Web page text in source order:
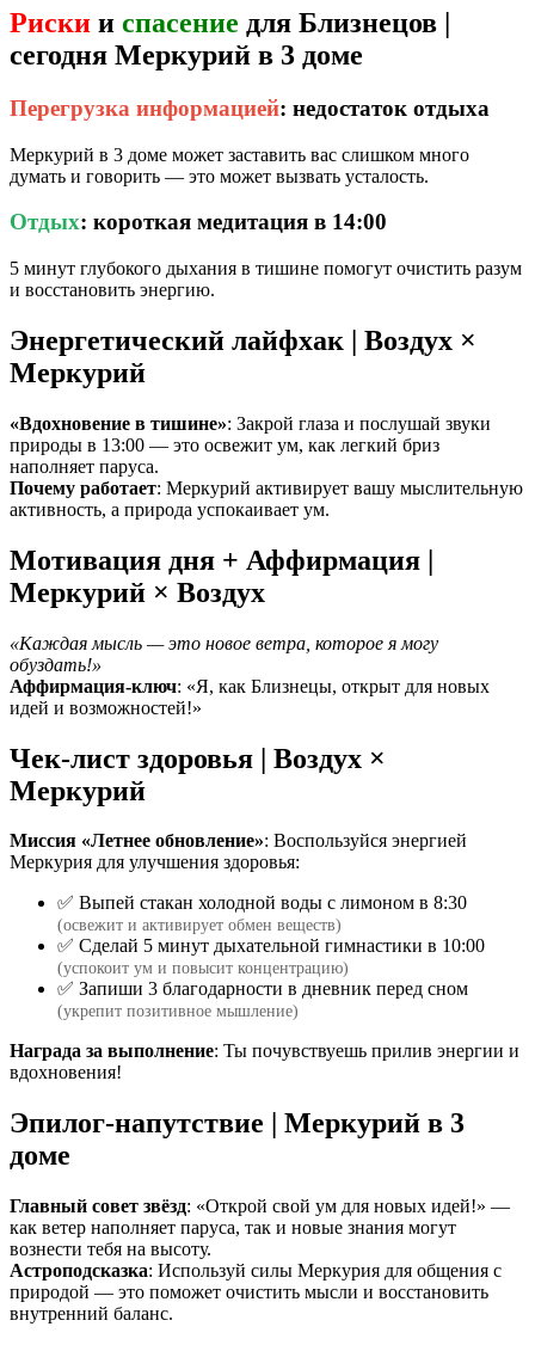
Риски и спасение для Близнецов |
сегодня Меркурий в 3 доме
Перегрузка информацией: недостаток отдыха
Меркурий в 3 доме может заставить вас слишком много
думать и говорить — это может вызвать усталость.
Отдых: короткая медитация в 14:00
5 минут глубокого дыхания в тишине помогут очистить разум
и восстановить энергию.
Энергетический лайфхак | Воздух ×
Меркурий
«Вдохновение в тишине»: Закрой глаза и послушай звуки
природы в 13:00 — это освежит ум, как легкий бриз
наполняет паруса.
Почему работает: Меркурий активирует вашу мыслительную
активность, а природа успокаивает ум.
Мотивация дня + Аффирмация |
Меркурий × Воздух
«Каждая мысль — это новое ветра, которое я могу
обуздать!»
Аффирмация-ключ: «Я, как Близнецы, открыт для новых
идей и возможностей!»
Чек-лист здоровья | Воздух ×
Меркурий
Миссия «Летнее обновление»: Воспользуйся энергией
Меркурия для улучшения здоровья:
✅ Выпей стакан холодной воды с лимоном в 8:30
(освежит и активирует обмен веществ)
✅ Сделай 5 минут дыхательной гимнастики в 10:00
(успокоит ум и повысит концентрацию)
✅ Запиши 3 благодарности в дневник перед сном
(укрепит позитивное мышление)
Награда за выполнение: Ты почувствуешь прилив энергии и
вдохновения!
Эпилог-напутствие | Меркурий в 3
доме
Главный совет звёзд: «Открой свой ум для новых идей!» —
как ветер наполняет паруса, так и новые знания могут
вознести тебя на высоту.
Астроподсказка: Используй силы Меркурия для общения с
природой — это поможет очистить мысли и восстановить
внутренний баланс.